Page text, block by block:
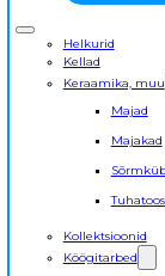
Helkurid
Kellad
Keraamika, muu
Majad
Majakad
Kollektsioonid
Köögitarbed